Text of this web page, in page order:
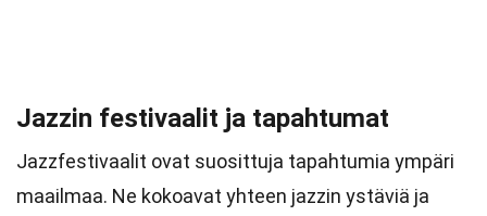
Jazzin festivaalit ja tapahtumat
Jazzfestivaalit ovat suosittuja tapahtumia ympäri
maailmaa. Ne kokoavat yhteen jazzin ystäviä ja